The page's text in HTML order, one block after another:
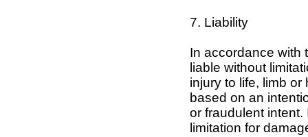
7. Liability
In accordance with
liable without
injury to life, limb
based on an
or fraudulent
limitation for